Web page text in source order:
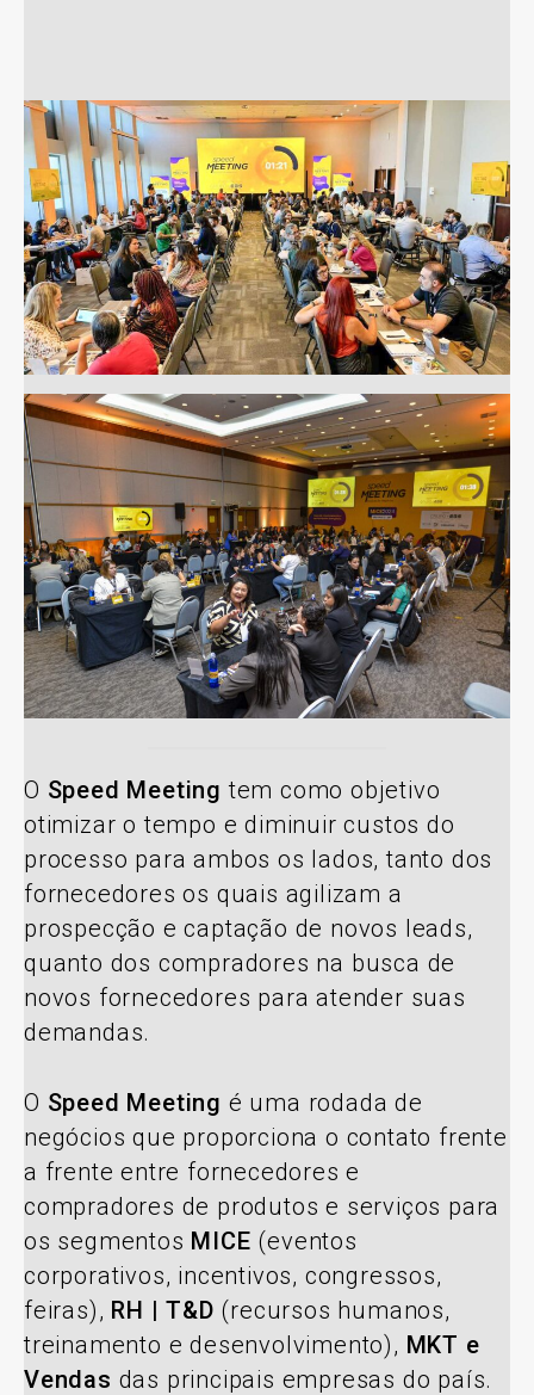
O Speed Meeting tem como objetivo
otimizar o tempo e diminuir custos do
processo para ambos os lados, tanto dos
fornecedores os quais agilizam a
prospecção e captação de novos leads,
quanto dos compradores na busca de
novos fornecedores para atender suas
demandas.
O Speed Meeting é uma rodada de
negócios que proporciona o contato frente
a frente entre fornecedores e
compradores de produtos e serviços para
os segmentos MICE (eventos
corporativos, incentivos, congressos,
feiras), RH | T&D (recursos humanos,
treinamento e desenvolvimento), MKT e
Vendas das principais empresas do país.